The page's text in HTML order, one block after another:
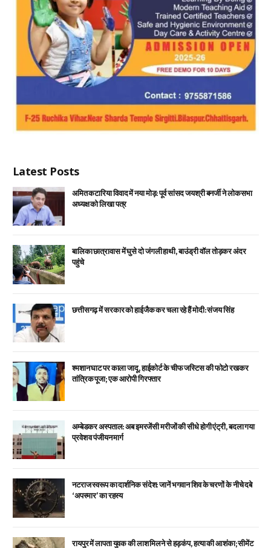
Latest Posts
अमित कटारिया विवाद में नया मोड़: पूर्व सांसद जयश्री बनर्जी ने लोकसभा
अध्यक्ष को लिखा पत्र
बालिका छात्रावास में घुसे दो जंगली हाथी, बाउंड्री वॉल तोड़कर अंदर
पहुंचे
छत्तीसगढ़ में सरकार को हाईजैक कर चला रहे हैं मोदी: संजय सिंह
श्मशान घाट पर काला जादू, हाईकोर्ट के चीफ जस्टिस की फोटो रखकर
तांत्रिक पूजा; एक आरोपी गिरफ्तार
अम्बेडकर अस्पताल: अब इमरजेंसी मरीजों की सीधे होगी एंट्री, बदला गया
प्रवेश व पंजीयन मार्ग
नटराज स्वरूप का दार्शनिक संदेश: जानें भगवान शिव के चरणों के नीचे दबे
‘अपस्मार’ का रहस्य
रायपुर में लापता युवक की लाश मिलने से हड़कंप, हत्या की आशंका; सीमेंट